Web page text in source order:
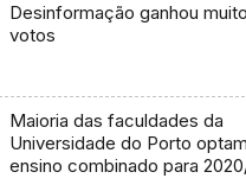
Desinformação ganhou
votos
Maioria das faculdades da
Universidade do Porto
ensino combinado para